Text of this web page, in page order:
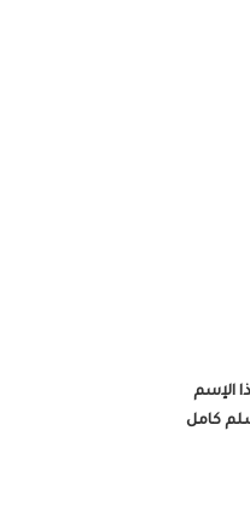
الإسم
كامل